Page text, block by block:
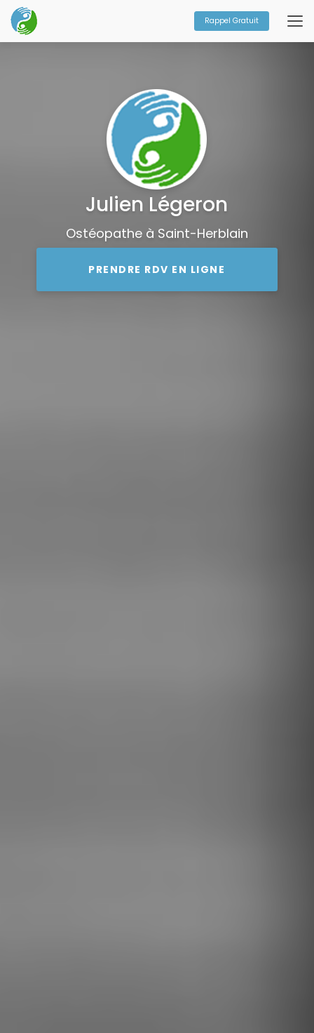
Aller
au
contenu
principal
Rappel Gratuit
Julien Légeron
Ostéopathe à Saint-Herblain
PRENDRE RDV EN LIGNE